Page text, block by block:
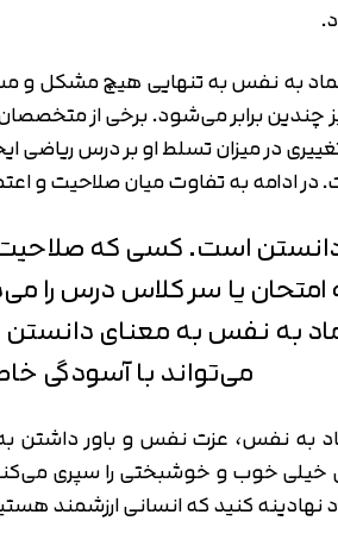
به نفس به تنهایی هیچ مشکل و
چندین برابر می‌شود. برخی از
در میزان تسلط او بر درس
ادامه به تفاوت میان صلاحیت و
است. کسی که صلاحیت
امتحان یا سر کلاس درس را
به نفس به معنای
می‌تواند با آسودگی
به نفس، عزت نفس و باور
خیلی خوب و خوشبختی را سپری
کنید که انسانی ارزشمند